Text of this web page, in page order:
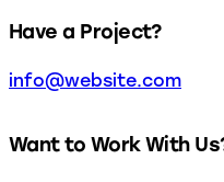
Have a Project?
info@website.com
Want to Work With